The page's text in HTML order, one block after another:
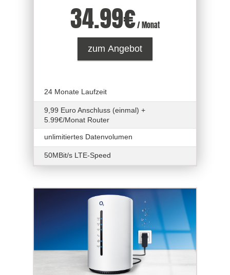
34.99€/ Monat
zum Angebot
24 Monate Laufzeit
9,99 Euro Anschluss (einmal) +
5.99€/Monat Router
unlimitiertes Datenvolumen
50MBit/s LTE-Speed